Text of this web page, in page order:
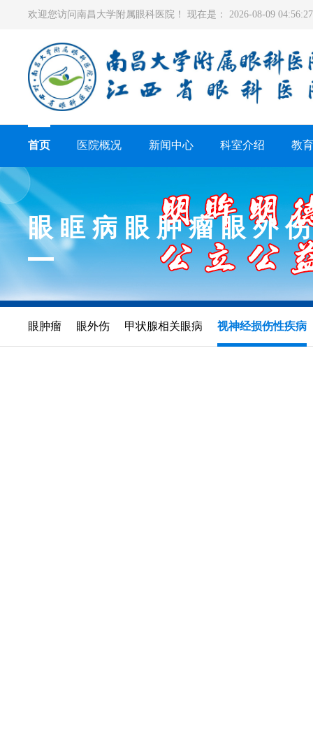
欢迎您访问南昌大学附属眼科医院！ 现在是： 2026-08-09
首页 医院概况 新闻中心 科室介绍 教
眼眶病眼肿瘤眼外
眼肿瘤 眼外伤 甲状腺相关眼病 视神经损伤性疾病